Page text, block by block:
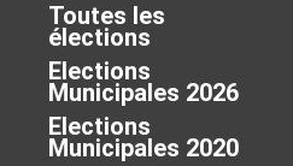
Toutes les
élections
Elections
Municipales 2026
Elections
Municipales 2020